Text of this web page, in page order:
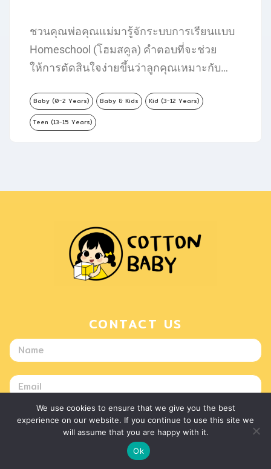
ชวนคุณพ่อคุณแม่มารู้จักระบบการเรียนแบบ
Homeschool (โฮมสคูล) คำตอบที่จะช่วย
ให้การตัดสินใจง่ายขึ้นว่าลูกคุณเหมาะกับ…
Baby (0-2 Years) Baby & Kids Kid (3-12 Years)
Teen (13-15 Years)
CONTACT US
We use cookies to ensure that we give you the best
experience on our website. If you continue to use this site we
will assume that you are happy with it.
Ok